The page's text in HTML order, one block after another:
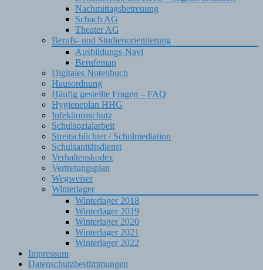
Nachmittagsbetreuung
Schach AG
Theater AG
Berufs- und Studienorientierung
Ausbildungs-Navi
Berufemap
Digitales Notenbuch
Hausordnung
Häufig gestellte Fragen – FAQ
Hygieneplan HHG
Infektionsschutz
Schulsozialarbeit
Streitschlichter / Schulmediation
Schulsanitätsdienst
Verhaltenskodex
Vertretungsplan
Wegweiser
Winterlager
Winterlager 2018
Winterlager 2019
Winterlager 2020
Winterlager 2021
Winterlager 2022
Impressum
Datenschutzbestimmungen